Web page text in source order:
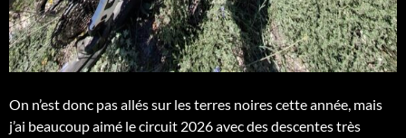
On n’est donc pas allés sur les terres noires cette année, mais
j’ai beaucoup aimé le circuit 2026 avec des descentes très